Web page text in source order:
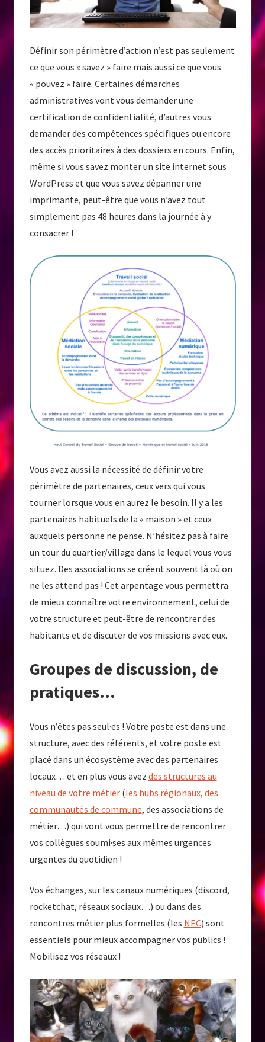
Définir son périmètre d’action n’est pas seulement
ce que vous « savez » faire mais aussi ce que vous
« pouvez » faire. Certaines démarches
administratives vont vous demander une
certification de confidentialité, d’autres vous
demander des compétences spécifiques ou encore
des accès prioritaires à des dossiers en cours. Enfin,
même si vous savez monter un site internet sous
WordPress et que vous savez dépanner une
imprimante, peut-être que vous n’avez tout
simplement pas 48 heures dans la journée à y
consacrer !
Vous avez aussi la nécessité de définir votre
périmètre de partenaires, ceux vers qui vous
tourner lorsque vous en aurez le besoin. Il y a les
partenaires habituels de la « maison » et ceux
auxquels personne ne pense. N’hésitez pas à faire
un tour du quartier/village dans le lequel vous vous
situez. Des associations se créent souvent là où on
ne les attend pas ! Cet arpentage vous permettra
de mieux connaître votre environnement, celui de
votre structure et peut-être de rencontrer des
habitants et de discuter de vos missions avec eux.
Groupes de discussion, de
pratiques…
Vous n’êtes pas seul·es ! Votre poste est dans une
structure, avec des référents, et votre poste est
placé dans un écosystème avec des partenaires
locaux… et en plus vous avez des structures au
niveau de votre métier(les hubs régionaux, des
communautés de commune, des associations de
métier…) qui vont vous permettre de rencontrer
vos collègues soumi·ses aux mêmes urgences
urgentes du quotidien !
Vos échanges, sur les canaux numériques (discord,
rocketchat, réseaux sociaux…) ou dans des
rencontres métier plus formelles (les NEC) sont
essentiels pour mieux accompagner vos publics !
Mobilisez vos réseaux !